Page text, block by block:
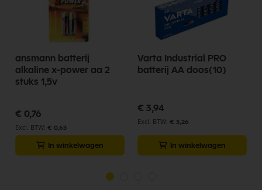
ansmann batterij
alkaline x-power aa 2
stuks 1,5v
€ 0,76
€ 0,63
In winkelwagen
Varta Industrial PRO
batterij AA doos(10)
€ 3,94
€ 3,26
In winkelwagen